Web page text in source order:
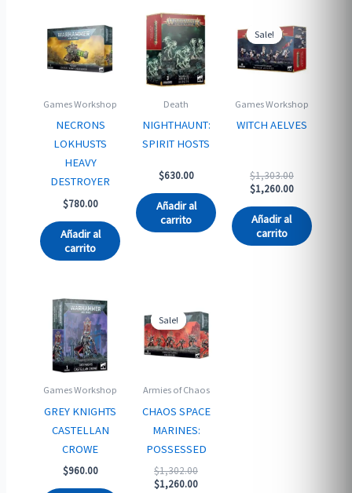
Games Workshop
NECRONS
LOKHUSTS
HEAVY
DESTROYER
$780.00
Añadir al
carrito
Death
NIGHTHAUNT:
SPIRIT HOSTS
$630.00
Añadir al
carrito
Sale!
Sale!
Games Workshop
WITCH AELVES
$1,303.00Original
price
$1,303.00.
$1,260.00Current
$1,260.00.
Añadir al
carrito
Games Workshop
GREY KNIGHTS
CASTELLAN
CROWE
$960.00
Sale!
Sale!
Armies of Chaos
CHAOS SPACE
MARINES:
POSSESSED
$1,302.00Original
price
$1,260.00Current